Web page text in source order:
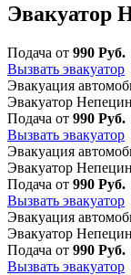
Эвакуатор
Подача от 990 Руб.
Вызвать эвакуатор
Эвакуация
Эвакуатор
Подача от 990 Руб.
Вызвать эвакуатор
Эвакуация
Эвакуатор
Подача от 990 Руб.
Вызвать эвакуатор
Эвакуация
Эвакуатор
Подача от 990 Руб.
Вызвать эвакуатор